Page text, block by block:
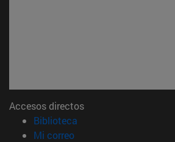
Accesos directos
Biblioteca
Mi correo(abre en nueva ventana)